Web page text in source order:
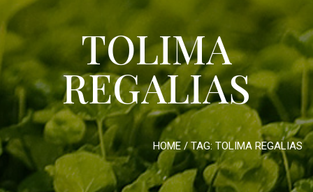
TOLIMA
REGALIAS
HOME / TAG: TOLIMA REGALIAS